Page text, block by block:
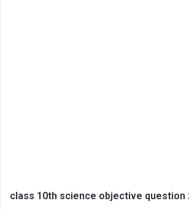
class 10th science objective question